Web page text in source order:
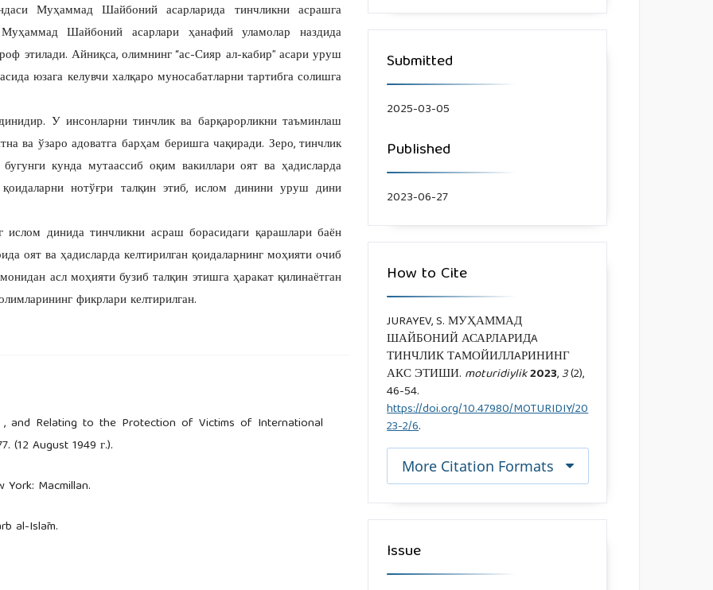
Муҳаммад Шайбоний асарларида тинчликни асрашга
Шайбоний асарлари ҳанафий уламолар наздида
этилади. Айниқса, олимнинг “ас-Сияр ал-кабир” асари уруш
юзага келувчи халқаро муносабатларни тартибга солишга
У инсонларни тинчлик ва барқарорликни таъминлаш
ва ўзаро адоватга барҳам беришга чақиради. Зеро, тинчлик
кунда мутаассиб оқим вакиллари оят ва ҳадисларда
нотўғри талқин этиб, ислом динини уруш дини
динида тинчликни асраш борасидаги қарашлари баён
оят ва ҳадисларда келтирилган қоидаларнинг моҳияти очиб
асл моҳияти бузиб талқин этишга ҳаракат қилинаётган
фикрлари келтирилган.
and Relating to the Protection of Victims of International
(12 August 1949 г.).
York: Macmillan.
al-Islām.
Submitted
2025-03-05
Published
2023-06-27
How to Cite
JURAYEV, S. МУҲАММАД
ШАЙБОНИЙ АСАРЛАРИДA
ТИНЧЛИК ТAМОЙИЛЛAРИНИНГ
АКС ЭТИШИ. moturidiylik2023,3(2),
46-54.
https://doi.org/10.47980/MOTURIDIY/20
23-2/6.
More Citation Formats
Issue